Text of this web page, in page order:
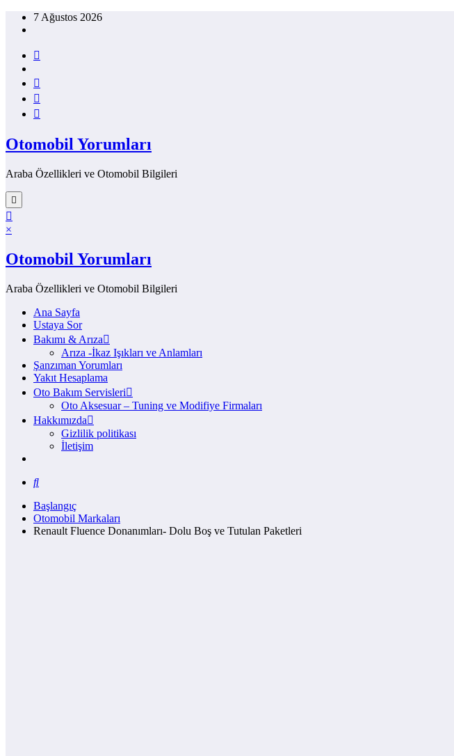
İçeriğe7 Ağustos 2026
Otomobil Yorumları
Araba Özellikleri ve Otomobil Bilgileri
×
Otomobil Yorumları
Araba Özellikleri ve Otomobil Bilgileri
Ana Sayfa
Ustaya Sor
Bakımı & Arıza
Arıza -İkaz Işıkları ve Anlamları
Şanzıman Yorumları
Yakıt Hesaplama
Oto Bakım Servisleri
Oto Aksesuar – Tuning ve Modifiye Firmaları
Hakkımızda
Gizlilik politikası
İletişim
Başlangıç
Otomobil Markaları
Renault Fluence Donanımları- Dolu Boş ve Tutulan Paketleri